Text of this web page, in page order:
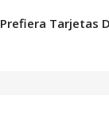
Prefiera Tarjetas